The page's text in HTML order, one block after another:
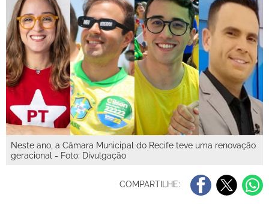
Neste ano, a Câmara Municipal do Recife teve uma renovação
geracional - Foto: Divulgação
COMPARTILHE: